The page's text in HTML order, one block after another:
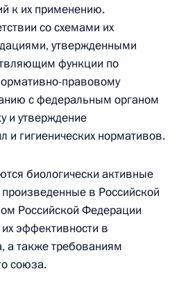
автономных учреждениях»
Федерации и Кабинетом
компетентных органов
и Киргизской Республике
к их применению.
со схемами их
утвержденными
функции по
правовому
с федеральным органом
и утверждение
и гигиенических нормативов.
биологически активные
в Российской
Российской Федерации
эффективности в
а также требованиям
союза.